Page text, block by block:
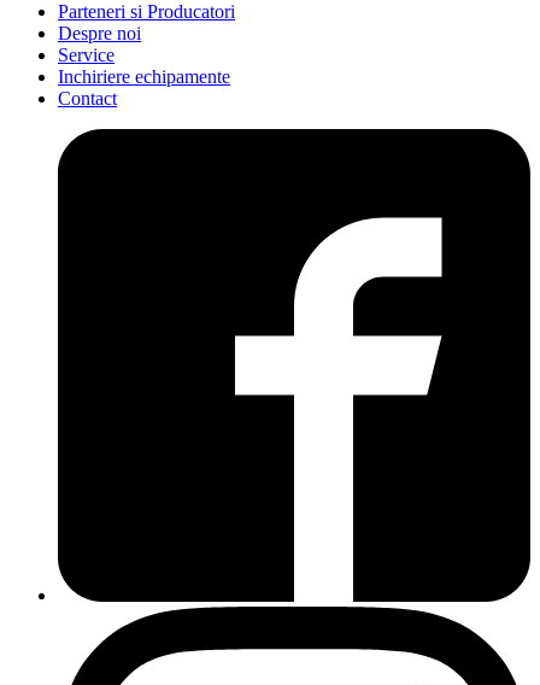
Parteneri si Producatori
Despre noi
Service
Inchiriere echipamente
Contact